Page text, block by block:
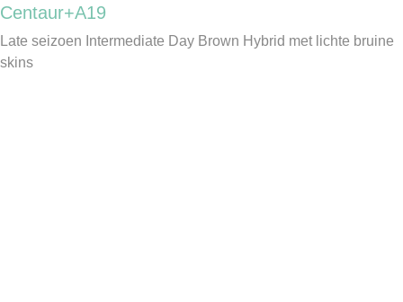
Centaur+A19
Late seizoen Intermediate Day Brown Hybrid met lichte bruine
skins